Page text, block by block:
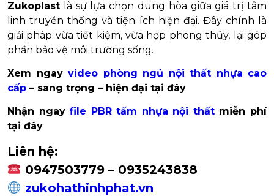
Zukoplast là sự lựa chọn dung hòa giữa giá trị tâm
linh truyền thống và tiện ích hiện đại. Đây chính là
giải pháp vừa tiết kiệm, vừa hợp phong thủy, lại góp
phần bảo vệ môi trường sống.
Xem ngay video phòng ngủ nội thất nhựa cao
cấp – sang trọng – hiện đại tại đây
Nhận ngayfile PBR tấm nhựa nội thấtmiễn phí
tại đây
Liên hệ:
0947503779 – 0935243838
zukohathinhphat.vn